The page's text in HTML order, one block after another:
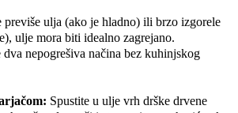
ulja (ako je hladno) ili brzo izgorele
ulje mora biti idealno zagrejano.
nepogrešiva načina bez kuhinjskog
Spustite u ulje vrh drške drvene